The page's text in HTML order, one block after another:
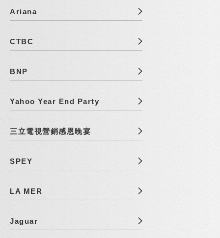
Ariana
CTBC
BNP
Yahoo Year End Party
三立電視營銷感恩晚宴
SPEY
LA MER
Jaguar